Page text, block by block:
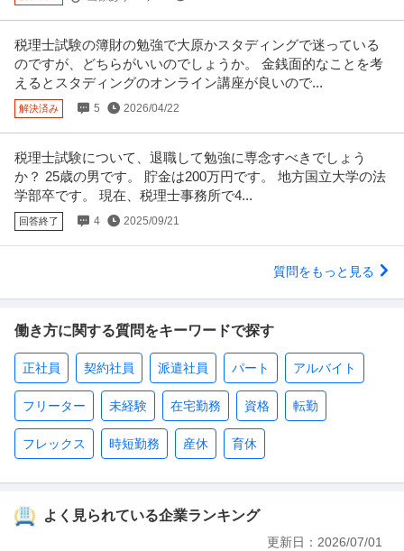
税理士試験の簿財の勉強で大原かスタディングで迷っている
のですが、どちらがいいのでしょうか。 金銭面的なことを考
えるとスタディングのオンライン講座が良いので...
解決済み 5 2026/04/22
税理士試験について、退職して勉強に専念すべきでしょう
か？ 25歳の男です。 貯金は200万円です。 地方国立大学の法
学部卒です。 現在、税理士事務所で4...
回答終了 4 2025/09/21
質問をもっと見る
働き方に関する質問をキーワードで探す
正社員 契約社員 派遣社員 パート アルバイト
フリーター 未経験 在宅勤務 資格 転勤
フレックス 時短勤務 産休 育休
よく見られている企業ランキング
更新日： 2026/07/01